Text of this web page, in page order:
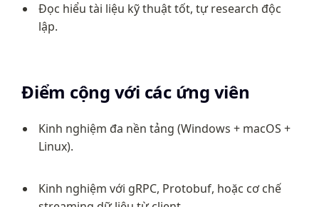
Đọc hiểu tài liệu kỹ thuật tốt, tự research độc
lập.
Điểm cộng với các ứng viên
Kinh nghiệm đa nền tảng (Windows + macOS +
Linux).
Kinh nghiệm với gRPC, Protobuf, hoặc cơ chế